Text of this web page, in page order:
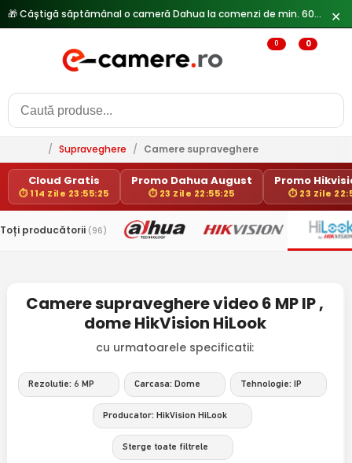
🎁 Câștigă săptămânal o cameră Dahua la comenzi de min. 600 lei — ✕
0 0
/ Supraveghere / Camere supraveghere
Cloud Gratis
⏱ 114 Zile 23:55:25
Promo Dahua August
⏱ 23 Zile 22:55:25
Promo
⏱ 23 Zile
Toți producătorii (96)
Camere supraveghere video 6 MP IP ,
dome HikVision HiLook
cu urmatoarele specificatii:
Rezolutie: 6 MP Carcasa: Dome Tehnologie: IP
Producator: HikVision HiLook
Sterge toate filtrele